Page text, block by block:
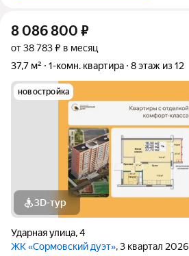
8 086 800 ₽
от 38 783 ₽ в месяц
37,7 м²
1-комн. квартира 8 этаж из 12
новостройка
3D-тур
Ударная улица,4
ЖК «Сормовский дуэт», 3 квартал 2026